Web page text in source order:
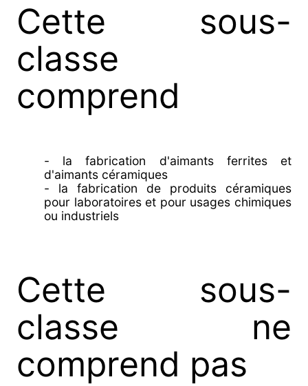
Cette sous-
classe
comprend
- la fabrication d'aimants ferrites et
d'aimants céramiques
- la fabrication de produits céramiques
pour laboratoires et pour usages chimiques
ou industriels
Cette sous-
classe ne
comprend pas